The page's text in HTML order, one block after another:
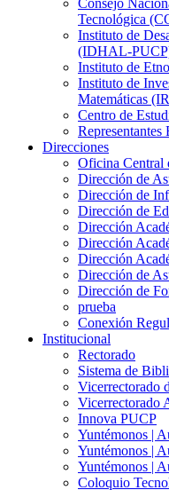
Consejo
Tecnológica
Instituto de
(IDHAL-
Instituto de
Instituto de
Matemáticas
Centro de
Representantes
Direcciones
Oficina Central
Dirección de
Dirección de
Dirección de
Dirección
Dirección
Dirección
Dirección de
Dirección de
prueba
Conexión
Institucional
Rectorado
Sistema de
Vicerrectorado
Vicerrectorado
Innova PUCP
Yuntémonos |
Yuntémonos |
Yuntémonos |
Coloquio